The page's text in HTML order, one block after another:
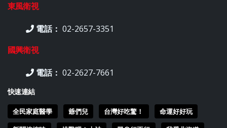
東風衛視
電話： 02-2657-3351
國興衛視
電話： 02-2627-7661
快速連結
全民家庭醫學 爺們兒 台灣好吃驚！
命運好好玩